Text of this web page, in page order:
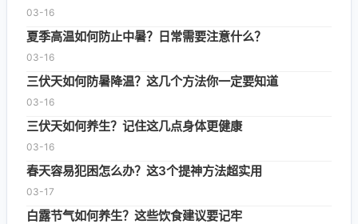
03-16
夏季高温如何防止中暑？日常需要注意什么？
03-16
三伏天如何防暑降温？这几个方法你一定要知道
03-16
三伏天如何养生？记住这几点身体更健康
03-16
春天容易犯困怎么办？这3个提神方法超实用
03-17
白露节气如何养生？这些饮食建议要记牢